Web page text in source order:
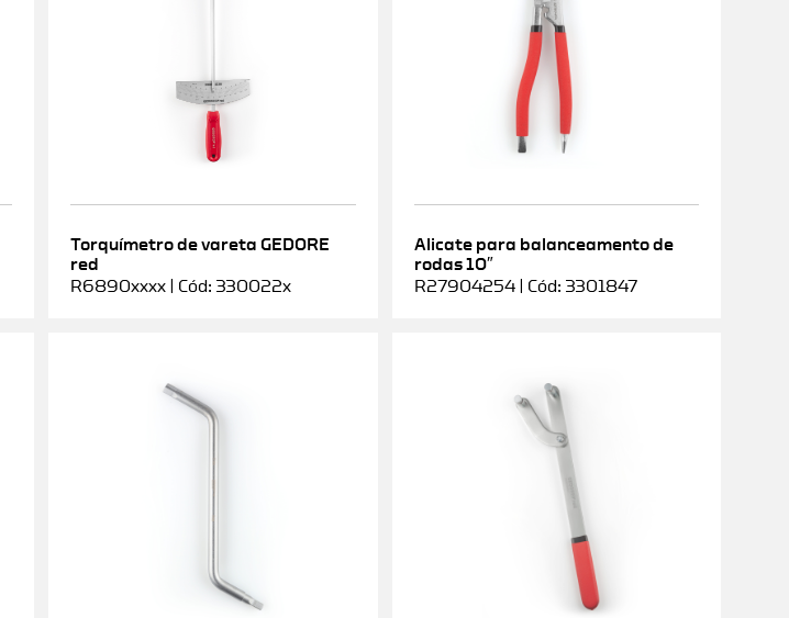
Torquímetro de vareta GEDORE
red
R6890xxxx | Cód: 330022x
Alicate para balanceamento de
rodas 10″
R27904254 | Cód: 3301847